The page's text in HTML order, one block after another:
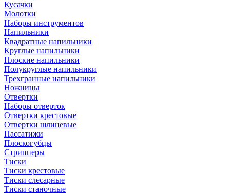
Кусачки
Молотки
Наборы инструментов
Напильники
Квадратные напильники
Круглые напильники
Плоские напильники
Полукруглые напильники
Трехгранные напильники
Ножницы
Отвертки
Наборы отверток
Отвертки крестовые
Отвертки шлицевые
Пассатижи
Плоскогубцы
Стрипперы
Тиски
Тиски крестовые
Тиски слесарные
Тиски станочные